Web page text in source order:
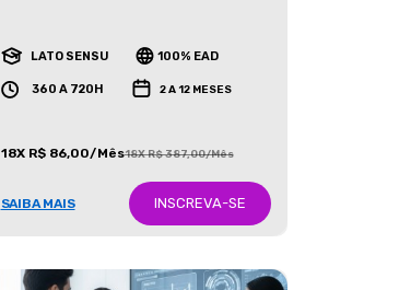
LATO SENSU 100% EAD
360 A 720H 2 A 12 MESES
18X R$ 86,00/Mês18X R$ 387,00/Mês
SAIBA MAIS INSCREVA-SE